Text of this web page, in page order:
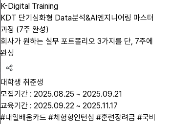
K-Digital Training
KDT 단기심화형 Data분석&AI엔지니어링 마스터
과정 (7주 완성)
회사가 원하는 실무 포트폴리오 3가지를 단, 7주에
완성
대학생 취준생
모집기간 : 2025.08.25 ~ 2025.09.21
교육기간 : 2025.09.22 ~ 2025.11.17
#내일배움카드 #체험형인턴십 #훈련장려금 #국비